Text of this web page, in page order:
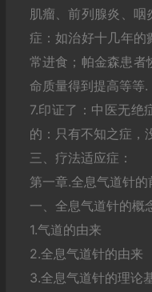
肌瘤、前列腺炎、
症：如治好十几年的
常进食；帕金森患者
命质量得到提高等等.
7.印证了：中医无绝
的：只有不知之症，
三、疗法适应症：
第一章.全息气道针的
一、全息气道针的概
1.气道的由来
2.全息气道针的由来
3.全息气道针的理论